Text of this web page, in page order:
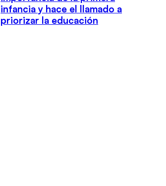
infancia y hace el llamado a
priorizar la educación